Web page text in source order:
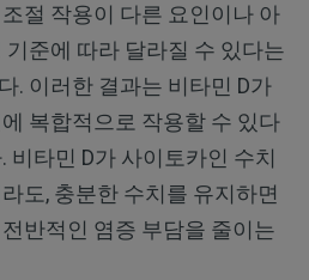
절 작용이 다른 요인이나 아
준에 따라 달라질 수 있다는
. 이러한 결과는 비타민 D가
복합적으로 작용할 수 있다
비타민 D가 사이토카인 수치
도, 충분한 수치를 유지하면
반적인 염증 부담을 줄이는